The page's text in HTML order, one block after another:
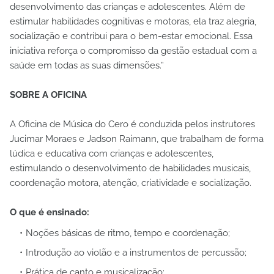
desenvolvimento das crianças e adolescentes. Além de
estimular habilidades cognitivas e motoras, ela traz alegria,
socialização e contribui para o bem-estar emocional. Essa
iniciativa reforça o compromisso da gestão estadual com a
saúde em todas as suas dimensões.”
SOBRE A OFICINA
A Oficina de Música do Cero é conduzida pelos instrutores
Jucimar Moraes e Jadson Raimann, que trabalham de forma
lúdica e educativa com crianças e adolescentes,
estimulando o desenvolvimento de habilidades musicais,
coordenação motora, atenção, criatividade e socialização.
O que é ensinado:
Noções básicas de ritmo, tempo e coordenação;
Introdução ao violão e a instrumentos de percussão;